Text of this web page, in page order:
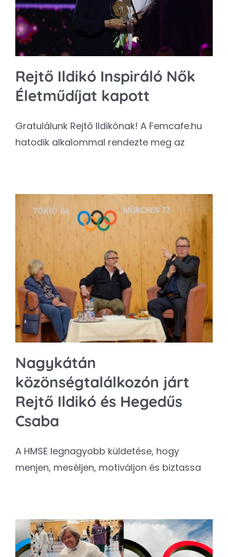
Rejtő Ildikó Inspiráló Nők
Életműdíjat kapott
Gratulálunk Rejtő Ildikónak! A Femcafe.hu
hatodik alkalommal rendezte meg az
Nagykátán
közönségtalálkozón járt
Rejtő Ildikó és Hegedűs
Csaba
A HMSE legnagyobb küldetése, hogy
menjen, meséljen, motiváljon és biztassa